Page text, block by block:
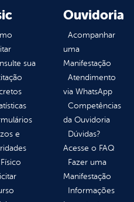
sua
e
Ouvidoria
Acompanhar
uma
Manifestação
Atendimento
via WhatsApp
Competências
da Ouvidoria
Dúvidas?
Acesse o FAQ
Fazer uma
Manifestação
Informações